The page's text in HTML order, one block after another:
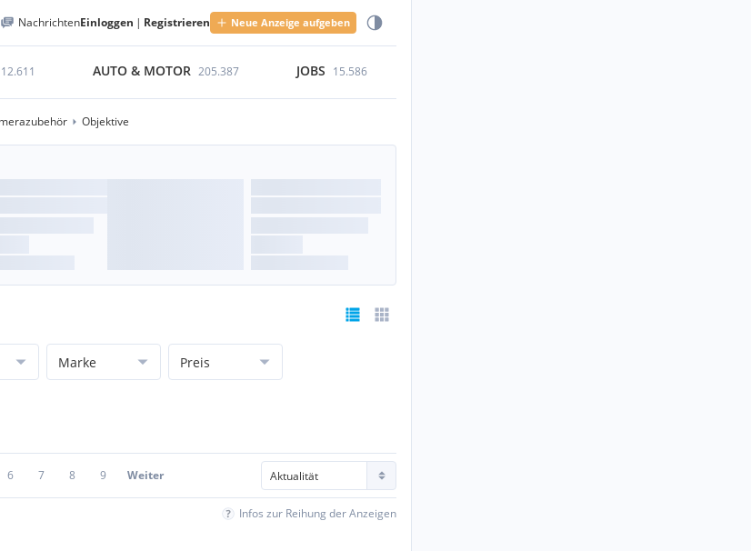
NachrichtenEinloggen | Registrieren Neue Anzeige aufgeben
AUTO & MOTOR 205.387 JOBS 15.586
Objektive
Marke Preis
6 7 8 9 Weiter
Infos zur Reihung der Anzeigen